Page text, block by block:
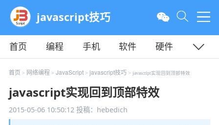
javascript技巧
首页 编程 手机 软件
硬件
教程
平面 服务器
首页 > 网络编程 > JavaScript> javascript技巧 > javascript实现回到顶部特效
javascript实现回到顶部特效
2015-05-06 10:50:12投稿：hebedich